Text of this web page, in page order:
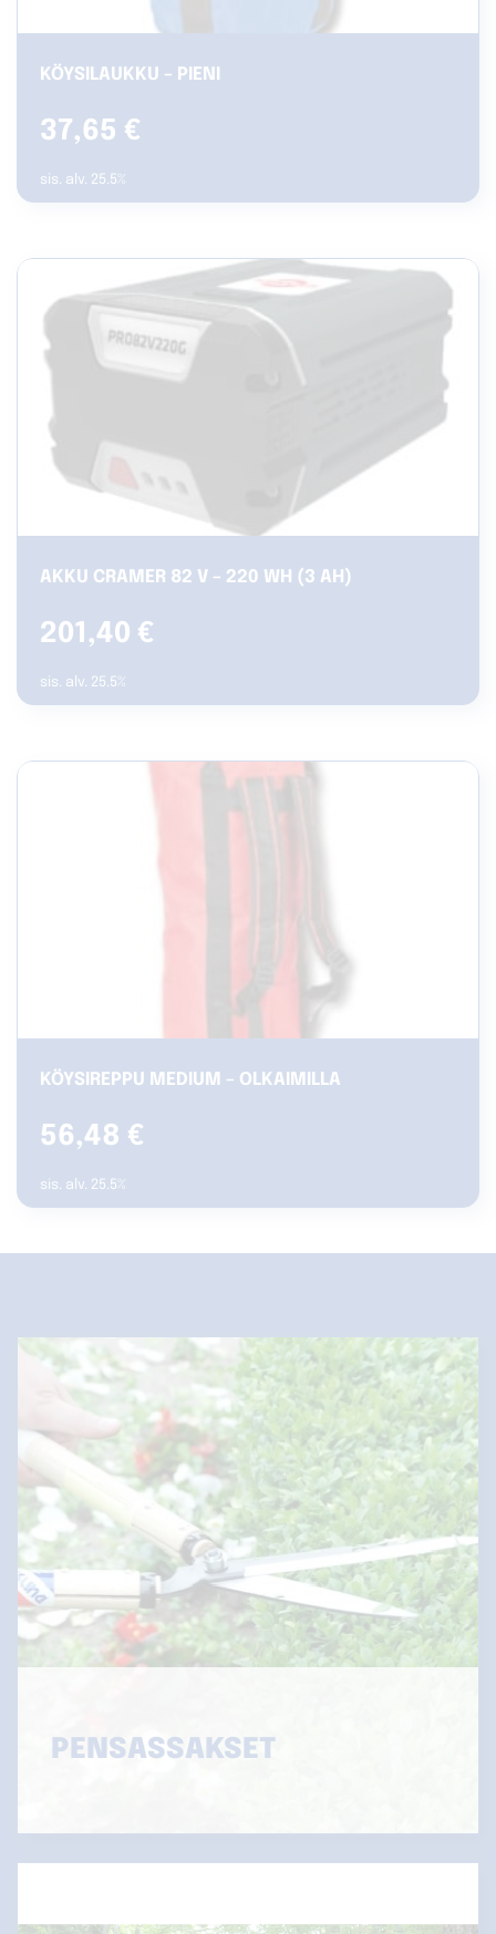
KÖYSILAUKKU – PIENI
37,65 €
sis. alv. 25.5%
AKKU CRAMER 82 V – 220 WH (3 AH)
201,40 €
sis. alv. 25.5%
KÖYSIREPPU MEDIUM – OLKAIMILLA
56,48 €
sis. alv. 25.5%
PENSASSAKSET